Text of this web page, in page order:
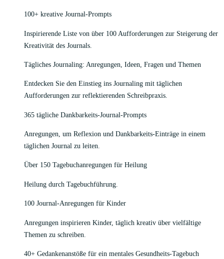
100+ kreative Journal-Prompts
Inspirierende Liste von über 100 Aufforderungen zur Steigerung der
Kreativität des Journals.
Tägliches Journaling: Anregungen, Ideen, Fragen und Themen
Entdecken Sie den Einstieg ins Journaling mit täglichen
Aufforderungen zur reflektierenden Schreibpraxis.
365 tägliche Dankbarkeits-Journal-Prompts
Anregungen, um Reflexion und Dankbarkeits-Einträge in einem
täglichen Journal zu leiten.
Über 150 Tagebuchanregungen für Heilung
Heilung durch Tagebuchführung.
100 Journal-Anregungen für Kinder
Anregungen inspirieren Kinder, täglich kreativ über vielfältige
Themen zu schreiben.
40+ Gedankenanstöße für ein mentales Gesundheits-Tagebuch